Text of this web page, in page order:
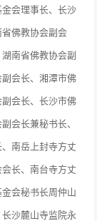
会理事长、长沙
佛教协会副会
南省佛教协会副
会长、湘潭市佛
会长、长沙市佛
会长兼秘书长、
南岳上封寺方丈
长、南台寺方丈
会秘书长周仲山
沙麓山寺监院永